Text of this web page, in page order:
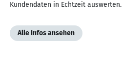
Kundendaten in Echtzeit auswerten.
Alle Infos ansehen